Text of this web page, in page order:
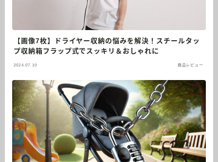
【画像7枚】ドライヤー収納の悩みを解決！スチールタッ
プ収納箱フラップ式でスッキリ＆おしゃれに
2024.07.10 商品レビュー